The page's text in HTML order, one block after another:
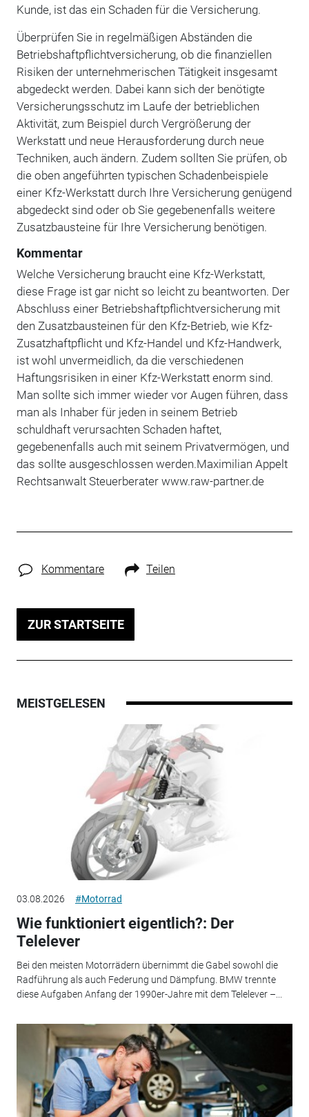
Kunde, ist das ein Schaden für die Versicherung.
Überprüfen Sie in regelmäßigen Abständen die
Betriebshaftpflichtversicherung, ob die finanziellen
Risiken der unternehmerischen Tätigkeit insgesamt
abgedeckt werden. Dabei kann sich der benötigte
Versicherungsschutz im Laufe der betrieblichen
Aktivität, zum Beispiel durch Vergrößerung der
Werkstatt und neue Herausforderung durch neue
Techniken, auch ändern. Zudem sollten Sie prüfen, ob
die oben angeführten typischen Schadenbeispiele
einer Kfz-Werkstatt durch Ihre Versicherung genügend
abgedeckt sind oder ob Sie gegebenenfalls weitere
Zusatzbausteine für Ihre Versicherung benötigen.
Kommentar
Welche Versicherung braucht eine Kfz-Werkstatt,
diese Frage ist gar nicht so leicht zu beantworten. Der
Abschluss einer Betriebshaftpflichtversicherung mit
den Zusatzbausteinen für den Kfz-Betrieb, wie Kfz-
Zusatzhaftpflicht und Kfz-Handel und Kfz-Handwerk,
ist wohl unvermeidlich, da die verschiedenen
Haftungsrisiken in einer Kfz-Werkstatt enorm sind.
Man sollte sich immer wieder vor Augen führen, dass
man als Inhaber für jeden in seinem Betrieb
schuldhaft verursachten Schaden haftet,
gegebenenfalls auch mit seinem Privatvermögen, und
das sollte ausgeschlossen werden.Maximilian Appelt
Rechtsanwalt Steuerberater www.raw-partner.de
Kommentare Teilen
ZUR STARTSEITE
MEISTGELESEN
03.08.2026 #Motorrad
Wie funktioniert eigentlich?: Der
Telelever
Bei den meisten Motorrädern übernimmt die Gabel sowohl die
Radführung als auch Federung und Dämpfung. BMW trennte
diese Aufgaben Anfang der 1990er-Jahre mit dem Telelever –...